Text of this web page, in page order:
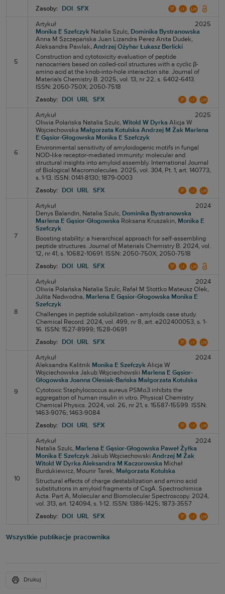
Zasoby:
DOI SFX
5
Artykuł
2025
Monika E Szefczyk Natalia Szulc, Dominika Bystranowska
Anna M Szczepańska Juan Lizandra Perez Anita Dudek,
Aleksandra Pawlak, Andrzej Ożyhar Łukasz Berlicki
Construction and cytotoxicity evaluation of peptide
nanocarriers based on coiled-coil structures with a cyclic β-
amino acid at the knob-into-hole interaction site. Journal of
Materials Chemistry B. 2025, vol. 13, nr 22, s. 6402-6413.
ISSN: 2050-750X; 2050-7518
Zasoby:
DOI URL SFX
6
Artykuł
2025
Oliwia Polańska Natalia Szulc, Witold W Dyrka Alicja W
Wojciechowska Małgorzata Kotulska Andrzej M Żak Marlena
E Gąsior-Głogowska Monika E Szefczyk
Environmental sensitivity of amyloidogenic motifs in fungal
NOD-like receptor-mediated immunity: molecular and
structural insights into amyloid assembly. International Journal
of Biological Macromolecules. 2025, vol. 304, Pt. 1, art. 140773,
s. 1-13. ISSN: 0141-8130; 1879-0003
Zasoby:
DOI URL SFX
7
Artykuł
2024
Denys Balandin, Natalia Szulc, Dominika Bystranowska
Marlena E Gąsior-Głogowska Roksana Kruszakin, Monika E
Szefczyk
Boosting stability: a hierarchical approach for self-assembling
peptide structures. Journal of Materials Chemistry B. 2024, vol.
12, nr 41, s. 10682-10691. ISSN: 2050-750X; 2050-7518
Zasoby:
DOI URL SFX
8
Artykuł
2024
Oliwia Polańska Natalia Szulc, Rafał M Stottko Mateusz Olek,
Julita Nadwodna, Marlena E Gąsior-Głogowska Monika E
Szefczyk
Challenges in peptide solubilization - amyloids case study.
Chemical Record. 2024, vol. 499, nr 8, art. e202400053, s. 1-
16. ISSN: 1527-8999; 1528-0691
Zasoby:
DOI URL SFX
9
Artykuł
2024
Aleksandra Kalitnik Monika E Szefczyk Alicja W
Wojciechowska Jakub Wojciechowski Marlena E Gąsior-
Głogowska Joanna Olesiak-Bańska Małgorzata Kotulska
Cytotoxic Staphylococcus aureus PSMα3 inhibits the
aggregation of human insulin in vitro. Physical Chemistry
Chemical Physics. 2024, vol. 26, nr 21, s. 15587-15599. ISSN:
1463-9076; 1463-9084
Zasoby:
DOI URL SFX
10
Artykuł
2024
Natalia Szulc, Marlena E Gąsior-Głogowska Paweł Żyłka
Monika E Szefczyk Jakub Wojciechowski Andrzej M Żak
Witold W Dyrka Aleksandra M Kaczorowska Michał
Burdukiewicz, Mounir Tarek, Małgorzata Kotulska
Structural effects of charge destabilization and amino acid
substitutions in amyloid fragments of CsgA. Spectrochimica
Acta. Part A, Molecular and Biomolecular Spectroscopy. 2024,
vol. 313, art. 124094, s. 1-12. ISSN: 1386-1425; 1873-3557
Zasoby:
DOI URL SFX
Wszystkie publikacje pracownika
Drukuj